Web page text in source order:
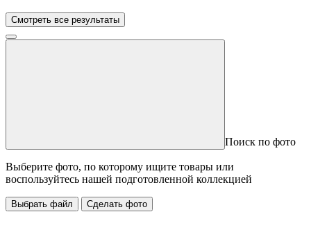
Смотреть все результаты
Поиск по фото
Выберите фото, по которому ищите товары или
воспользуйтесь нашей подготовленной коллекцией
Выбрать файл Сделать фото